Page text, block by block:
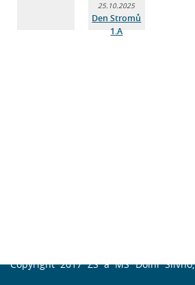
25.10.2025
Den Stromů
1.A
Copyright 2017 ZŠ a MŠ Dolní Slivno,